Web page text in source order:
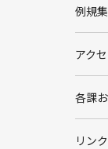
例規集
アク
各課
リンク